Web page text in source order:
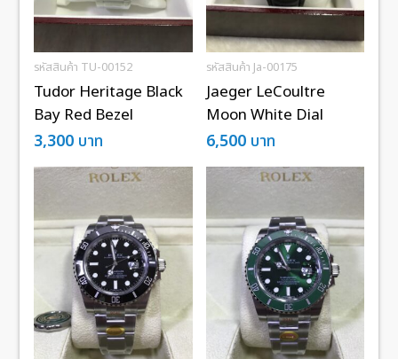
รหัสสินค้า TU-00152
Tudor Heritage Black
Bay Red Bezel
3,300 บาท
รหัสสินค้า Ja-00175
Jaeger LeCoultre
Moon White Dial
6,500 บาท